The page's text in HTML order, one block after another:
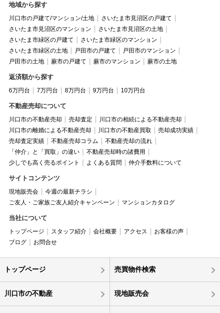
地域から探す
川口市の戸建て/マンション/土地
さいたま市見沼区の戸建て
さいたま市見沼区のマンション
さいたま市見沼区の土地
さいたま市緑区の戸建て
さいたま市緑区のマンション
さいたま市緑区の土地
戸田市の戸建て
戸田市のマンション
戸田市の土地
蕨市の戸建て 蕨市のマンション 蕨市の土地
返済額から探す
6万円台 7万円台 8万円台 9万円台 10万円台
不動産売却について
川口市の不動産売却 売却査定
川口市の相続による不動産売却
川口市の離婚による不動産売却
川口市の不動産買取
売却成功実績
売却査定実績
不動産売却コラム
不動産売却の流れ
「仲介」と「買取」の違い
不動産売却時の諸費用
少しでも高く売るポイント
よくある質問 仲介手数料について
サイトコンテンツ
現地販売会
今週の最新チラシ
ご友人・ご家族ご友人紹介キャンペーン
マンションカタログ
当社について
トップページ スタッフ紹介 会社概要 アクセス
お客様の声
ブログ
お問合せ
トップページ 売買物件検索
川口市の不動産 現地販売会